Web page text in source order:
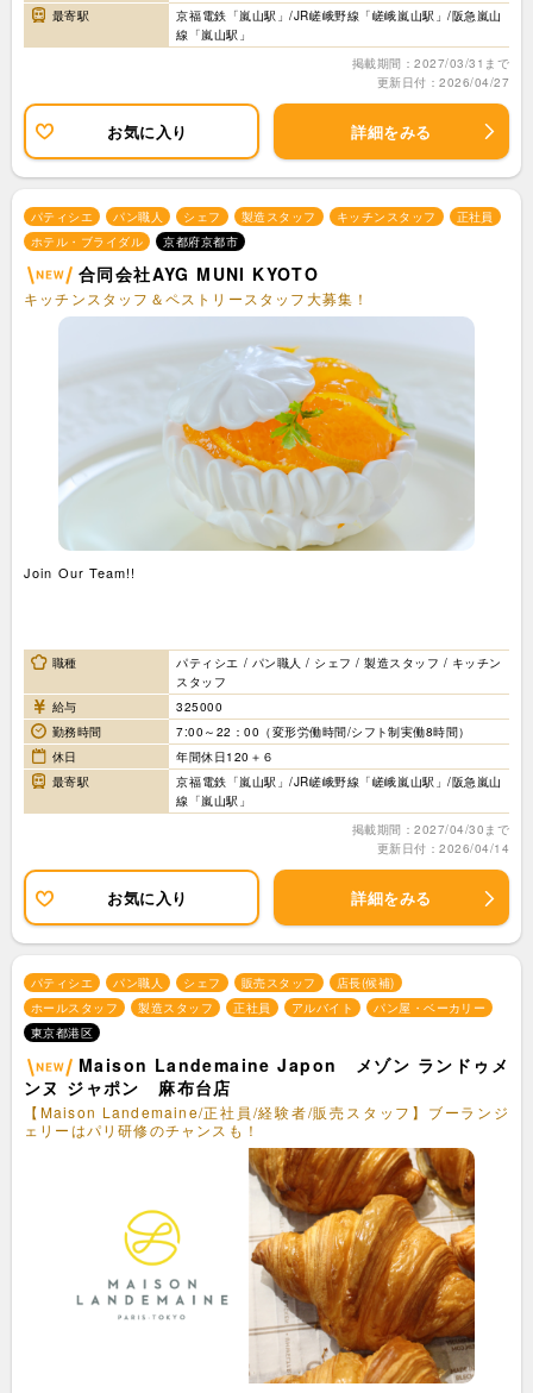
最寄駅
京福電鉄「嵐山駅」/JR嵯峨野線「嵯峨嵐山駅」/阪急嵐山
線「嵐山駅」
掲載期間：2027/03/31まで
更新日付：2026/04/27
お気に入り 詳細をみる
パティシエ パン職人 シェフ 製造スタッフ キッチンスタッフ
正社員
ホテル・ブライダル
京都府京都市
合同会社AYG MUNI KYOTO
キッチンスタッフ＆ペストリースタッフ大募集！
Join Our Team!!
職種
パティシエ / パン職人 / シェフ / 製造スタッフ / キッチン
スタッフ
給与
325000
勤務時間
7:00～22：00（変形労働時間/シフト制実働8時間）
休日
年間休日120＋６
最寄駅
京福電鉄「嵐山駅」/JR嵯峨野線「嵯峨嵐山駅」/阪急嵐山
線「嵐山駅」
掲載期間：2027/04/30まで
更新日付：2026/04/14
お気に入り 詳細をみる
パティシエ パン職人 シェフ 販売スタッフ
店長(候補)
ホールスタッフ
製造スタッフ 正社員 アルバイト
パン屋・ベーカリー
東京都港区
Maison Landemaine Japon メゾン ランドゥメ
ンヌ ジャポン 麻布台店
【Maison Landemaine/正社員/経験者/販売スタッフ】ブーランジ
ェリーはパリ研修のチャンスも！